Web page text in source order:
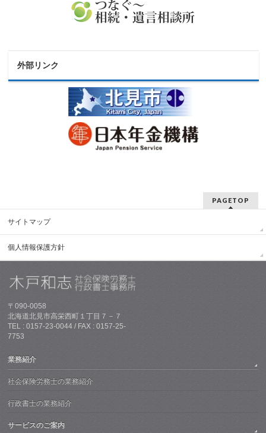
外部リンク
PAGETOP
サイトマップ
個人情報保護方針
〒090-0058
北海道北見市高栄西町１丁目７－７
TEL : 0157-23-0044 / FAX : 0157-25-
7753
業務紹介
社会保険労務士の業務紹介
行政書士の業務紹介
サービスのご案内